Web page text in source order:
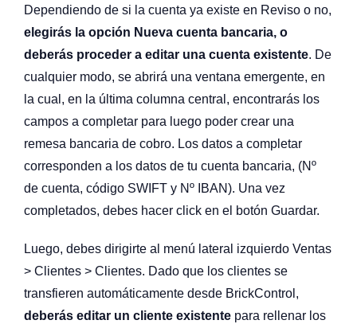
Dependiendo de si la cuenta ya existe en Reviso o no,
elegirás la opción Nueva cuenta bancaria, o
deberás proceder a editar una cuenta existente. De
cualquier modo, se abrirá una ventana emergente, en
la cual, en la última columna central, encontrarás los
campos a completar para luego poder crear una
remesa bancaria de cobro. Los datos a completar
corresponden a los datos de tu cuenta bancaria, (Nº
de cuenta, código SWIFT y Nº IBAN). Una vez
completados, debes hacer click en el botón Guardar.
Luego, debes dirigirte al menú lateral izquierdo Ventas
> Clientes > Clientes. Dado que los clientes se
transfieren automáticamente desde BrickControl,
deberás editar un cliente existente para rellenar los